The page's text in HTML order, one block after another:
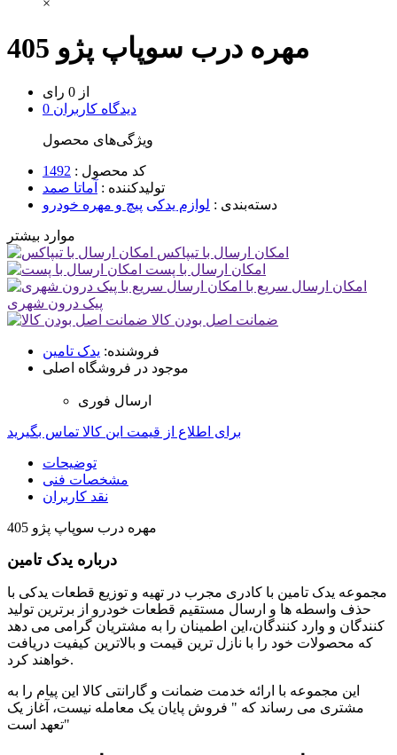
×
مهره درب سوپاپ پژو 405
از 0 رای
0 دیدگاه کاربران
ویژگی‌های محصول
کد محصول : 1492
تولیدکننده : آماتا صمد
دسته‌بندی : لوازم یدکی پیچ و مهره خودرو
موارد بیشتر
امکان ارسال با تیپاکس
امکان ارسال با پست
امکان ارسال سریع با
پیک درون شهری
ضمانت اصل بودن کالا
فروشنده: یدک تامین
موجود در فروشگاه اصلی
ارسال فوری
برای اطلاع از قیمت این کالا تماس بگیرید
توضیحات
مشخصات فنی
نقد کاربران
مهره درب سوپاپ پژو 405
درباره یدک تامین
مجموعه یدک تامین با کادری مجرب در تهیه و توزیع قطعات یدکی با
حذف واسطه ها و ارسال مستقیم قطعات خودرو از برترین تولید
کنندگان و وارد کنندگان،این اطمینان را به مشتریان گرامی می دهد
که محصولات خود را با نازل ترین قیمت و بالاترین کیفیت دریافت
خواهند کرد.
این مجموعه با ارائه خدمت ضمانت و گارانتی کالا این پیام را به
مشتری می رساند که " فروش پایان یک معامله نیست، آغاز یک
تعهد است"